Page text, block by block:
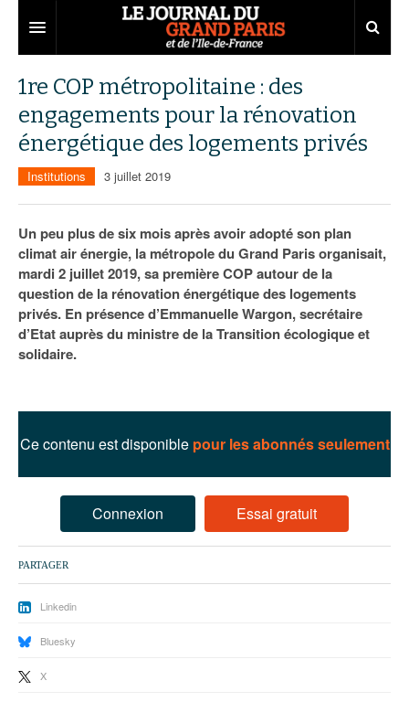
Territoires
Aménagement
Collectivités
Services urbains
Entreprises
Développement économique
Attractivité
Innovation
Transport
Départements
77
78
91
93
94
Nominations
Portraits
Agenda
Les Assises du Grand Paris
Éditions précédentes
Le podcast
Ecouter les épisodes
1re COP métropolitaine : des
engagements pour la rénovation
énergétique des logements privés
Institutions 3 juillet 2019
Un peu plus de six mois après avoir adopté son plan
climat air énergie, la métropole du Grand Paris organisait,
mardi 2 juillet 2019, sa première COP autour de la
question de la rénovation énergétique des logements
privés. En présence d’Emmanuelle Wargon, secrétaire
d’Etat auprès du ministre de la Transition écologique et
solidaire.
Ce contenu est disponible pour les abonnés seulement
Connexion Essai gratuit
PARTAGER
Linkedin
Bluesky
X